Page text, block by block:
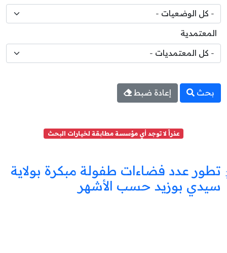
المعتمدية
بحث إعادة ضبط
عذراً لا توجد أي مؤسسة مطابقة لخيارات البحث
تطور عدد فضاءات طفولة مبكرة بولاية
سيدي بوزيد حسب الأشهر